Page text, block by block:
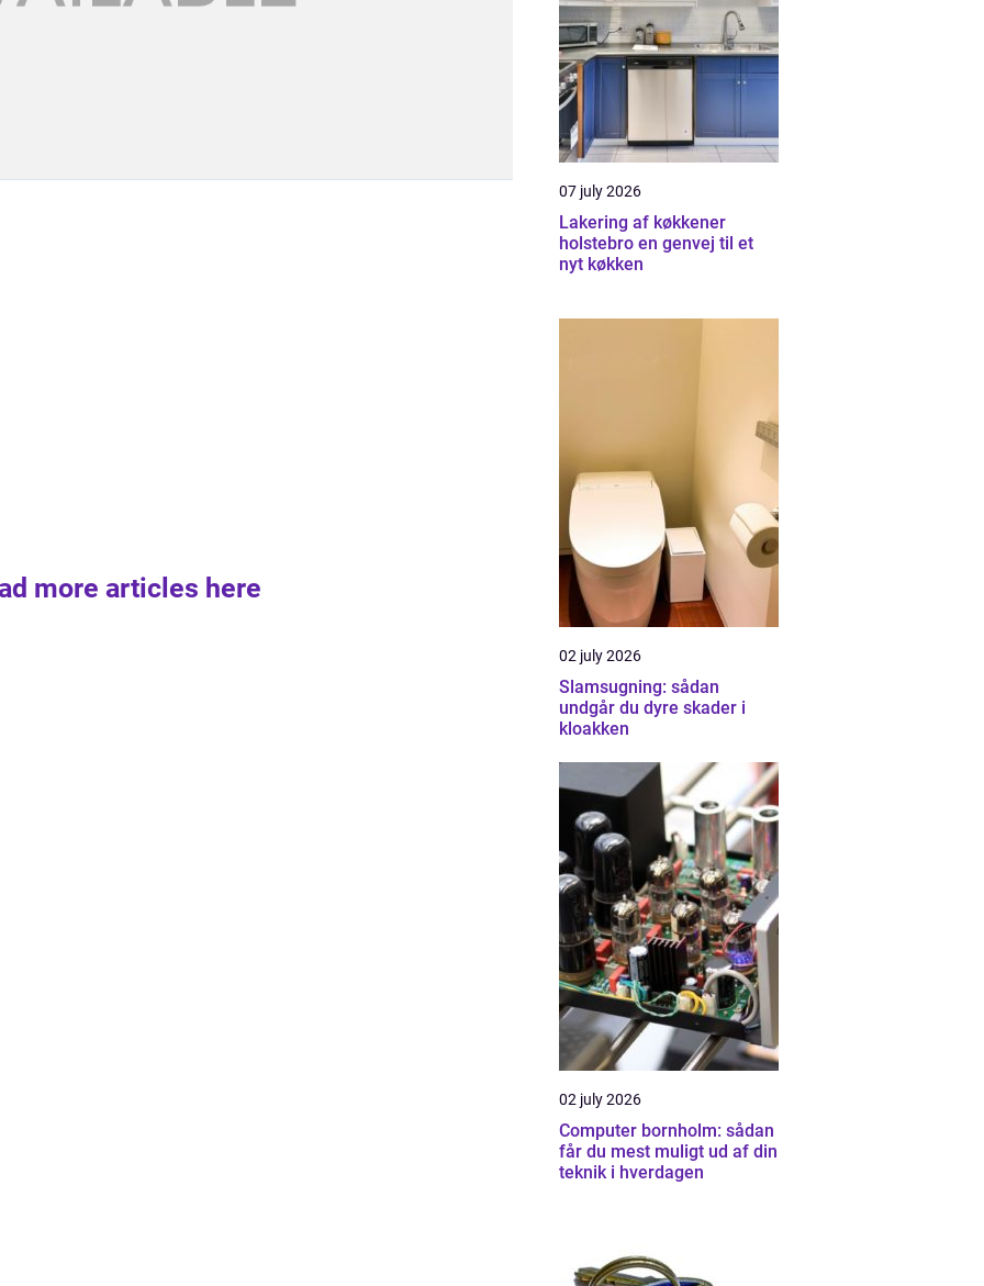
more articles here
07 july 2026
Lakering af køkkener
holstebro en genvej til et
nyt køkken
02 july 2026
Slamsugning: sådan
undgår du dyre skader i
kloakken
02 july 2026
Computer bornholm: sådan
får du mest muligt ud af din
teknik i hverdagen